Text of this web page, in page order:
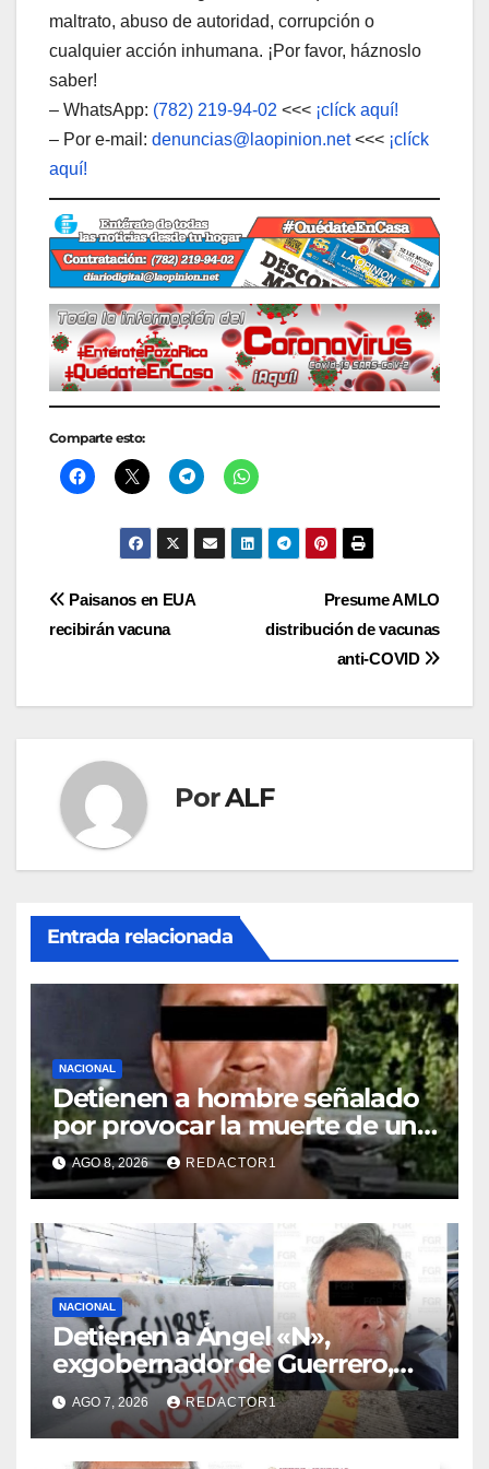
maltrato, abuso de autoridad, corrupción o
cualquier acción inhumana. ¡Por favor, háznoslo
saber!
– WhatsApp: (782) 219-94-02 <<< ¡clíck aquí!
– Por e-mail: denuncias@laopinion.net<<< ¡clíck
aquí!
Comparte esto:
Navegación
entradas
Presume AMLO
distribución de vacunas
anti-COVID
Paisanos en EUA
recibirán vacuna
PorALF
Entrada relacionada
NACIONAL
Detienen a hombre señalado
por provocar la muerte de un
adulto mayor
AGO 8, 2026 REDACTOR1
NACIONAL
Detienen a Ángel «N»,
exgobernador de Guerrero,
por el caso Ayotzinapa
AGO 7, 2026 REDACTOR1